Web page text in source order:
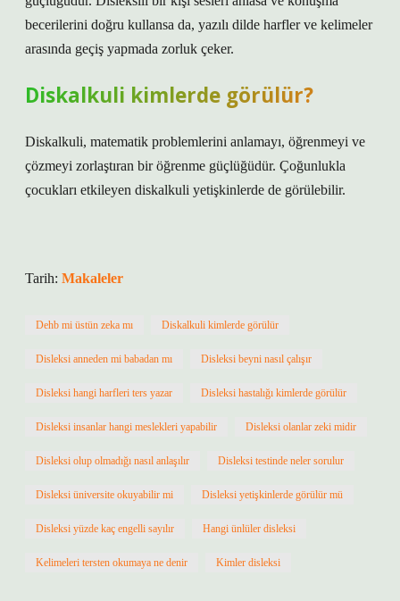
becerilerini doğru kullansa da, yazılı dilde harfler ve kelimeler
arasında geçiş yapmada zorluk çeker.
Diskalkuli kimlerde görülür?
Diskalkuli, matematik problemlerini anlamayı, öğrenmeyi ve
çözmeyi zorlaştıran bir öğrenme güçlüğüdür. Çoğunlukla
çocukları etkileyen diskalkuli yetişkinlerde de görülebilir.
Tarih: Makaleler
Dehb mi üstün zeka mı Diskalkuli kimlerde görülür
Disleksi anneden mi babadan mı Disleksi beyni nasıl çalışır
Disleksi hangi harfleri ters yazar Disleksi hastalığı kimlerde görülür
Disleksi insanlar hangi meslekleri yapabilir Disleksi olanlar zeki midir
Disleksi olup olmadığı nasıl anlaşılır Disleksi testinde neler sorulur
Disleksi üniversite okuyabilir mi Disleksi yetişkinlerde görülür mü
Disleksi yüzde kaç engelli sayılır Hangi ünlüler disleksi
Kelimeleri tersten okumaya ne denir Kimler disleksi